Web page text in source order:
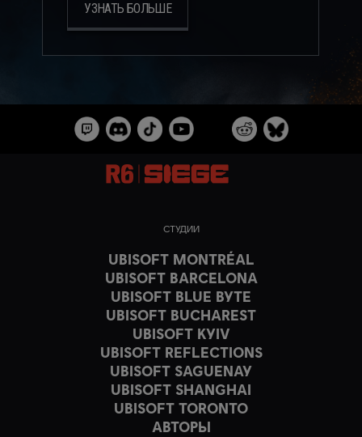
УЗНАТЬ БОЛЬШЕ
СТУДИИ
UBISOFT MONTRÉAL
UBISOFT BARCELONA
UBISOFT BLUE BYTE
UBISOFT BUCHAREST
UBISOFT KYIV
UBISOFT REFLECTIONS
UBISOFT SAGUENAY
UBISOFT SHANGHAI
UBISOFT TORONTO
АВТОРЫ